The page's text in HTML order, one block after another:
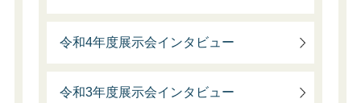
令和4年度展示会インタビュー
令和3年度展示会インタビュー